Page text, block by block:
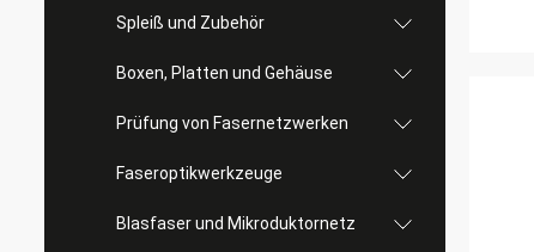
Spleiß und Zubehör
Boxen, Platten und Gehäuse
Prüfung von Fasernetzwerken
Faseroptikwerkzeuge
Blasfaser und Mikroduktornetz